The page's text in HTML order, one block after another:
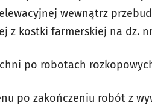
wewnątrz
z kostki farmerskiej na dz.
po robotach
po zakończeniu robót z